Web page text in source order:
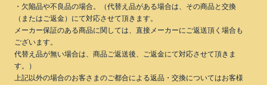
・欠陥品や不良品の場合。（代替え品がある場合は、その商品と交換
（またはご返金）にて対応させて頂きます。
メーカー保証のある商品に関しては、直接メーカーにご返送頂く場合も
ございます。
代替え品が無い場合は、商品ご返送後、ご返金にて対応させて頂きま
す。）
上記以外の場合のお客さまのご都合による返品・交換についてはお客様